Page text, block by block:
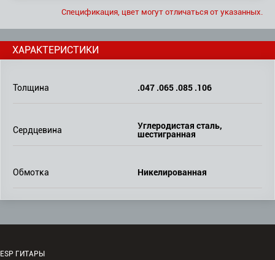
Спецификация, цвет могут отличаться от указанных.
ХАРАКТЕРИСТИКИ
Толщина .047 .065 .085 .106
Сердцевина Углеродистая сталь,
шестигранная
Обмотка Никелированная
ESP ГИТАРЫ